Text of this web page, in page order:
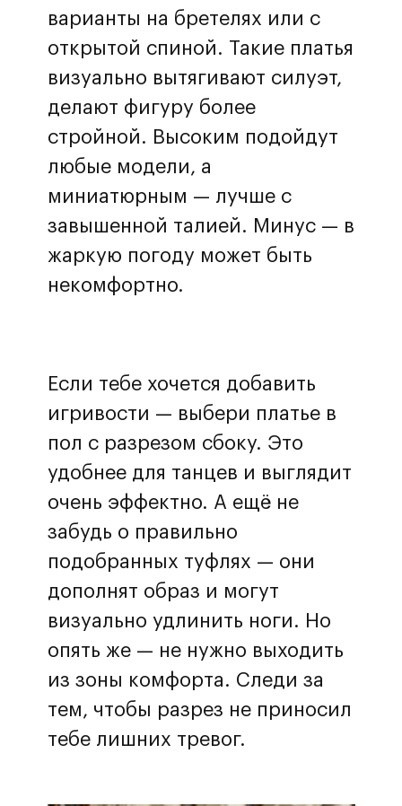
варианты на бретелях или с
открытой спиной. Такие платья
визуально вытягивают силуэт,
делают фигуру более
стройной. Высоким подойдут
любые модели, а
миниатюрным — лучше с
завышенной талией. Минус — в
жаркую погоду может быть
некомфортно.
Если тебе хочется добавить
игривости — выбери платье в
пол с разрезом сбоку. Это
удобнее для танцев и выглядит
очень эффектно. А ещё не
забудь о правильно
подобранных туфлях — они
дополнят образ и могут
визуально удлинить ноги. Но
опять же — не нужно выходить
из зоны комфорта. Следи за
тем, чтобы разрез не приносил
тебе лишних тревог.